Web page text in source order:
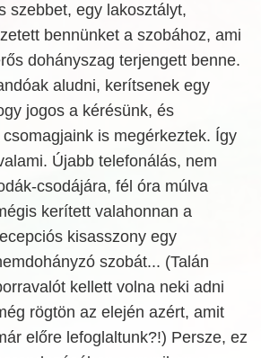
szebbet, egy lakosztályt,
bennünket a szobához, ami
dohányszag terjengett benne.
aludni, kerítsenek egy
jogos a kérésünk, és
is megérkeztek. Így
Újabb telefonálás, nem
csodájára, fél óra múlva
kerített valahonnan a
kisasszony egy
szobát... (Talán
kellett volna neki adni
rögtön az elején azért, amit
előre lefoglaltunk?!) Persze, ez